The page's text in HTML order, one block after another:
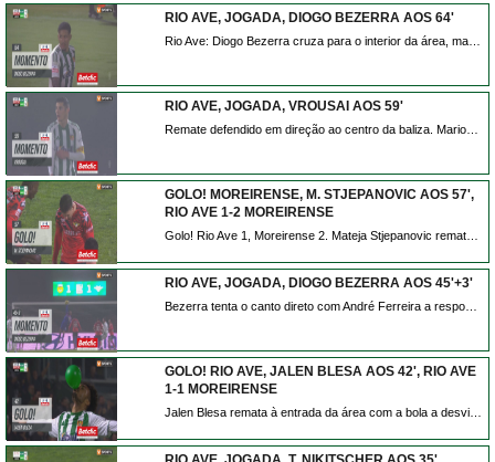
RIO AVE, JOGADA, DIOGO BEZERRA AOS 64'
RIO AVE, JOGADA, VROUSAI AOS 59'
GOLO! MOREIRENSE, M. STJEPANOVIC AOS 57',
RIO AVE 1-2 MOREIRENSE
RIO AVE, JOGADA, DIOGO BEZERRA AOS 45'+3'
GOLO! RIO AVE, JALEN BLESA AOS 42', RIO AVE
1-1 MOREIRENSE